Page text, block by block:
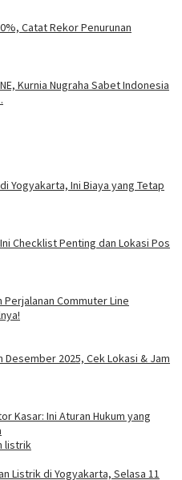
Catat Rekor Penurunan
Kurnia Nugraha Sabet Indonesia
Yogyakarta, Ini Biaya yang Tetap
Checklist Penting dan Lokasi Pos
Perjalanan Commuter Line
Desember 2025, Cek Lokasi & Jam
Kasar: Ini Aturan Hukum yang
Listrik di Yogyakarta, Selasa 11